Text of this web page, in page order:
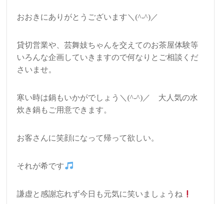
おおきにありがとうございます＼(^-^)／
貸切営業や、芸舞妓ちゃんを交えてのお茶屋体験等
いろんな企画していきますので何なりとご相談くだ
さいませ。
寒い時は鍋もいかがでしょう＼(^-^)／ 大人気の水
炊き鍋もご用意できます。
お客さんに笑顔になって帰って欲しい。
それが希です
謙虚と感謝忘れず今日も元気に笑いましょうね